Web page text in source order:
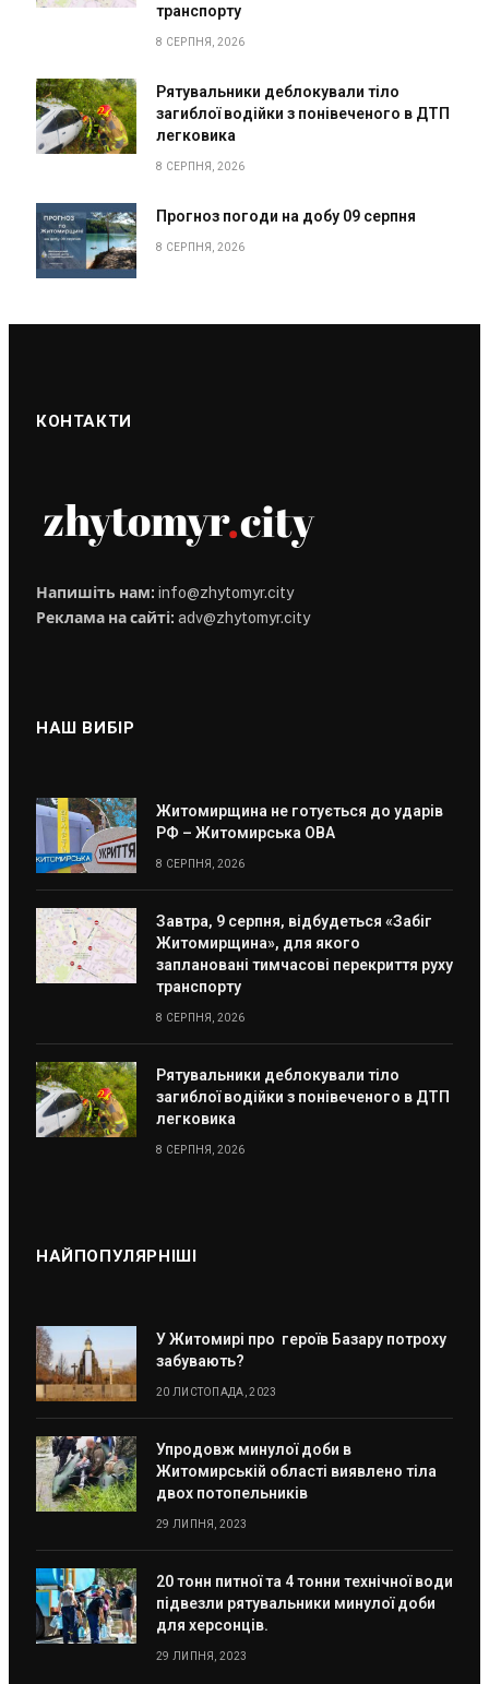
транспорту
8 СЕРПНЯ, 2026
Рятувальники деблокували тіло
загиблої водійки з понівеченого в ДТП
легковика
8 СЕРПНЯ, 2026
Прогноз погоди на добу 09 серпня
8 СЕРПНЯ, 2026
КОНТАКТИ
Напишіть нам: info@zhytomyr.city
Реклама на сайті: adv@zhytomyr.city
НАШ ВИБІР
Житомирщина не готується до ударів
РФ – Житомирська ОВА
8 СЕРПНЯ, 2026
Завтра, 9 серпня, відбудеться «Забіг
Житомирщина», для якого
заплановані тимчасові перекриття руху
транспорту
8 СЕРПНЯ, 2026
Рятувальники деблокували тіло
загиблої водійки з понівеченого в ДТП
легковика
8 СЕРПНЯ, 2026
НАЙПОПУЛЯРНІШІ
У Житомирі про героїв Базару потроху
забувають?
20 ЛИСТОПАДА, 2023
Упродовж минулої доби в
Житомирській області виявлено тіла
двох потопельників
29 ЛИПНЯ, 2023
20 тонн питної та 4 тонни технічної води
підвезли рятувальники минулої доби
для херсонців.
29 ЛИПНЯ, 2023